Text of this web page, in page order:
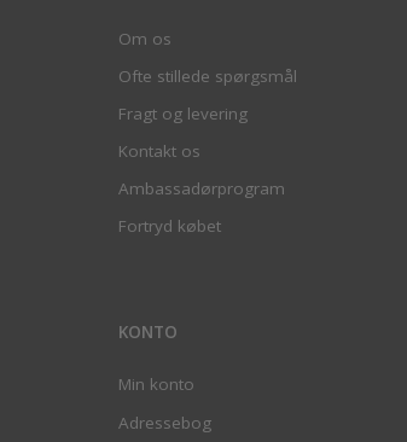
Om os
Ofte stillede spørgsmål
Fragt og levering
Kontakt os
Ambassadørprogram
Fortryd købet
KONTO
Min konto
Adressebog